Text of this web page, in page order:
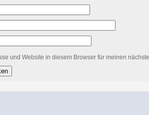
und Website in diesem Browser für meinen